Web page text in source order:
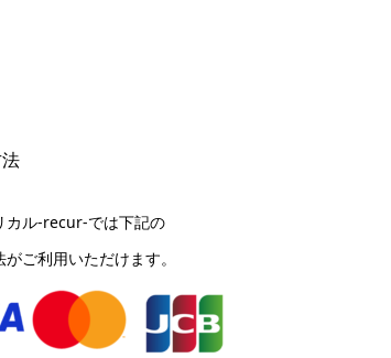
カル-recur-では下記の
ご利用いただけます。